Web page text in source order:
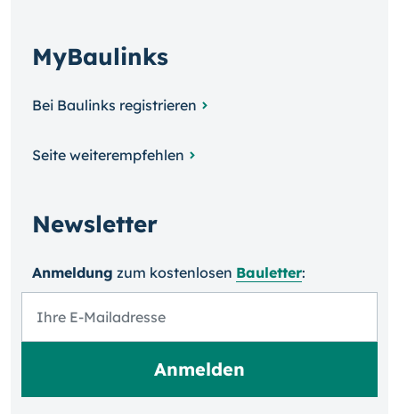
MyBaulinks
Bei Baulinks registrieren
Seite weiterempfehlen
Newsletter
Anmeldung zum kosten­losen Bauletter: